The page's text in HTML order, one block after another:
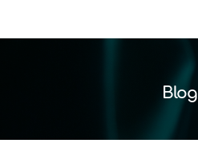
Blog